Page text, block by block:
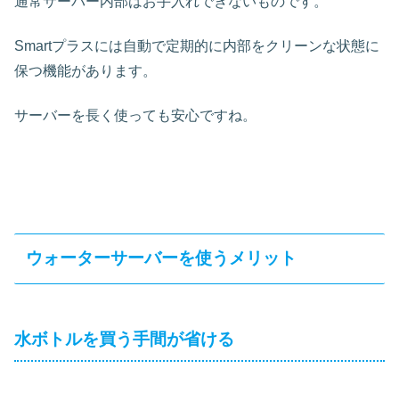
Smartプラスには自動で定期的に内部をクリーンな状態に
保つ機能があります。
サーバーを長く使っても安心ですね。
ウォーターサーバーを使うメリット
水ボトルを買う手間が省ける